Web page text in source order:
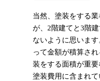
当然、塗装をする
が、2階建てと3階
ないように思いま
って金額が積算さ
装をする面積が重
塗装費用に含まれ